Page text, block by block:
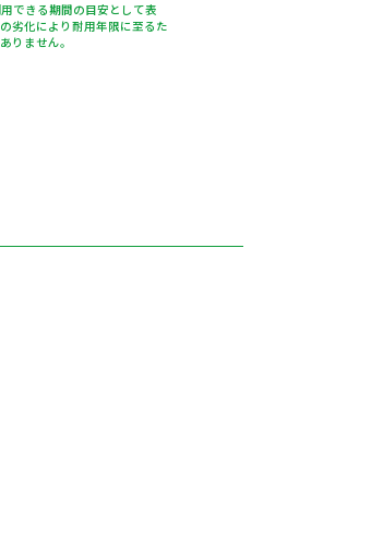
できる期間の目安として表
劣化により耐用年限に至るた
りません。